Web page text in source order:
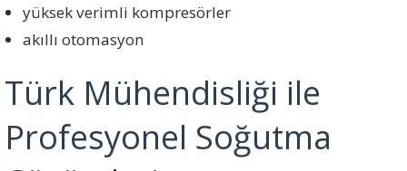
yüksek verimli kompresörler
akıllı otomasyon
Türk Mühendisliği ile
Profesyonel Soğutma